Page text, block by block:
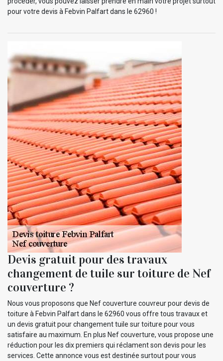
pour votre devis à Febvin Palfart dans le 62960 !
Devis gratuit pour des travaux
changement de tuile sur toiture de Nef
couverture ?
Nous vous proposons que Nef couverture couvreur pour devis de
toiture à Febvin Palfart dans le 62960 vous offre tous travaux et
un devis gratuit pour changement tuile sur toiture pour vous
satisfaire au maximum. En plus Nef couverture, vous propose une
réduction pour les dix premiers qui réclament son devis pour les
services. Cette annonce vous est destinée surtout pour vous